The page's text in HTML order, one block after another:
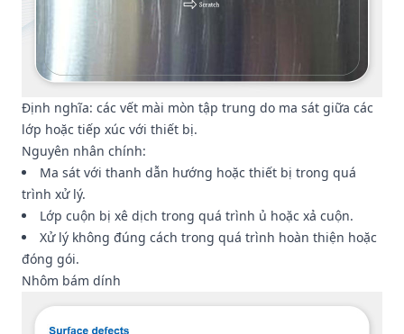
Định nghĩa: các vết mài mòn tập trung do ma sát giữa các
lớp hoặc tiếp xúc với thiết bị.
Nguyên nhân chính:
Ma sát với thanh dẫn hướng hoặc thiết bị trong quá
trình xử lý.
Lớp cuộn bị xê dịch trong quá trình ủ hoặc xả cuộn.
Xử lý không đúng cách trong quá trình hoàn thiện hoặc
đóng gói.
Nhôm bám dính